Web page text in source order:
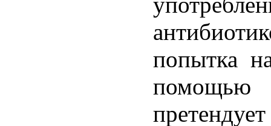
попытка
помощью